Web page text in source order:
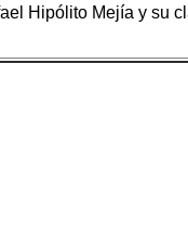
Hipólito Mejía y su